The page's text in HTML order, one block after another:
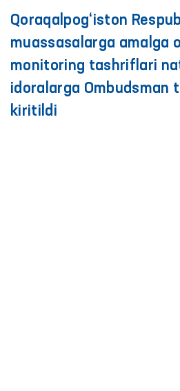
Qoraqalpog‘iston
muassasalarga amalga
monitoring tashriflari
idoralarga Ombudsman
kiritildi